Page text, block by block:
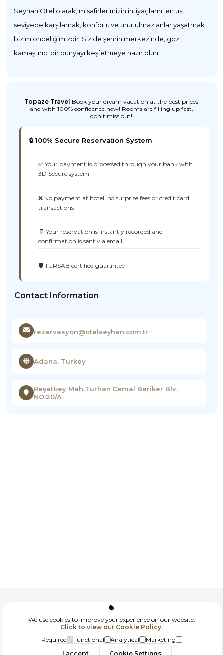
Seyhan Otel olarak, misafirlerimizin ihtiyaçlarını en üst
seviyede karşılamak, konforlu ve unutulmaz anlar yaşatmak
bizim önceliğimizdir. Siz de şehrin merkezinde, göz
kamaştırıcı bir dünyayı keşfetmeye hazır olun!
Topaze Travel Book your dream vacation at the best prices
and with 100% confidence now! Rooms are filling up fast,
don’t miss out!
🔒 100% Secure Reservation System
✅ Your payment is processed through your bank with
3D Secure system
❌ No payment at hotel, no surprise fees or credit card
transactions
🧾 Your reservation is instantly recorded and
confirmation is sent via email
🛡️ TÜRSAB certified guarantee
Contact Information
rezervasyon@otelseyhan.com.tr
Adana, Turkey
Reşatbey Mah.Turhan Cemal Beriker Blv.
NO:20/A
Corporate
GDPR
We use cookies to improve your experience on our website.
Click to view our Cookie Policy.
Required
Functional Analytical
Marketing
I accept
Cookie Settings